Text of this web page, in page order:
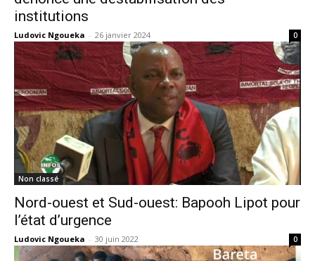
institutions
Ludovic Ngoueka - 26 janvier 2024 0
Non classé
Nord-ouest et Sud-ouest: Bapooh Lipot pour
l’état d’urgence
Ludovic Ngoueka - 30 juin 2022 0